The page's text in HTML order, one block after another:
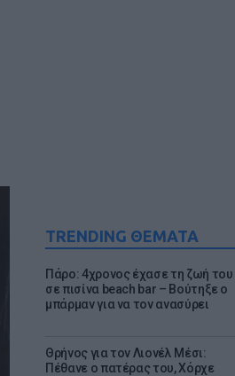
TRENDING ΘΕΜΑΤΑ
Πάρο: 4χρονος έχασε τη ζωή του
σε πισίνα beach bar – Βούτηξε ο
μπάρμαν για να τον ανασύρει
Θρήνος για τον Λιονέλ Μέσι:
Πέθανε ο πατέρας του, Χόρχε